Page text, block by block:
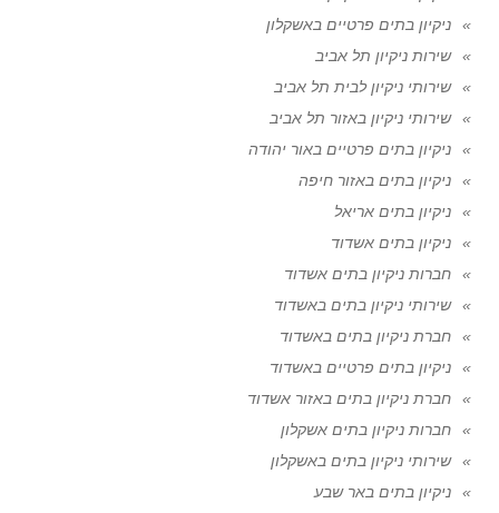
ניקיון בתים פרטיים באשקלון
שירות ניקיון תל אביב
שירותי ניקיון לבית תל אביב
שירותי ניקיון באזור תל אביב
ניקיון בתים פרטיים באור יהודה
ניקיון בתים באזור חיפה
ניקיון בתים אריאל
ניקיון בתים אשדוד
חברות ניקיון בתים אשדוד
שירותי ניקיון בתים באשדוד
חברת ניקיון בתים באשדוד
ניקיון בתים פרטיים באשדוד
חברת ניקיון בתים באזור אשדוד
חברות ניקיון בתים אשקלון
שירותי ניקיון בתים באשקלון
ניקיון בתים באר שבע